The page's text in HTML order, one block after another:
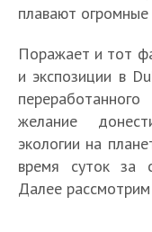
плавают
Поражает и тот
и экспозиции в
желание
экологии на
время суток за
Далее